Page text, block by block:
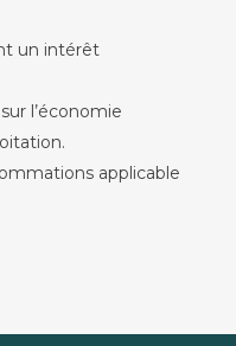
un intérêt
l’économie
applicable